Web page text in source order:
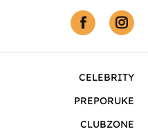
CELEBRITY
PREPORUKE
CLUBZONE